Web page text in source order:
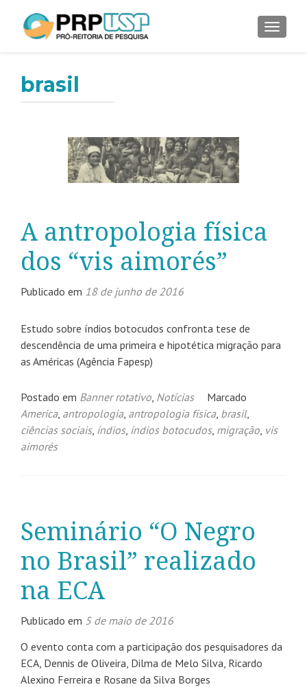
brasil
A antropologia física
dos “vis aimorés”
Publicado em 18 de junho de 2016
Estudo sobre índios botocudos confronta tese de
descendência de uma primeira e hipotética migração para
as Américas (Agência Fapesp)
Postado em Banner rotativo Notícias
Marcado
America, antropologia, antropologia física, brasil,
ciências sociais, índios, índios botocudos, migração vis
aimorés
Seminário “O Negro
no Brasil” realizado
na ECA
Publicado em 5 de maio de 2016
O evento conta com a participação dos pesquisadores da
ECA, Dennis de Oliveira, Dilma de Melo Silva, Ricardo
Alexino Ferreira e Rosane da Silva Borges